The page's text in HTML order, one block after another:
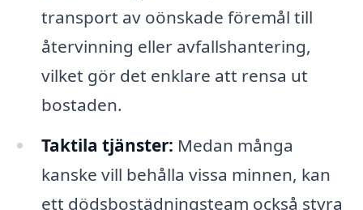
transport av oönskade föremål till
återvinning eller avfallshantering,
vilket gör det enklare att rensa ut
bostaden.
Taktila tjänster: Medan många
kanske vill behålla vissa minnen, kan
ett dödsbostädningsteam också styra